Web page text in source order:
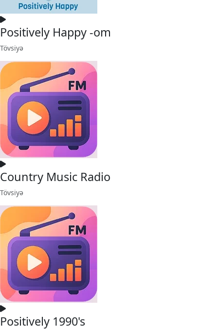
Positively Happy -om
Tövsiyə
Country Music Radio
Tövsiyə
Positively 1990's